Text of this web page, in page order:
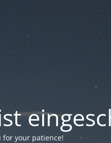
for your patience!